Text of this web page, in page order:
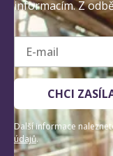
informacím. Z
E-mail
CHCI
Další informace
údajů.